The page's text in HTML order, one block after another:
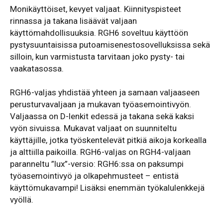
Monikäyttöiset, kevyet valjaat. Kiinnityspisteet
rinnassa ja takana lisäävät valjaan
käyttömahdollisuuksia. RGH6 soveltuu käyttöön
pystysuuntaisissa putoamisenestosovelluksissa sekä
silloin, kun varmistusta tarvitaan joko pysty- tai
vaakatasossa.
RGH6-valjas yhdistää yhteen ja samaan valjaaseen
perusturvavaljaan ja mukavan työasemointivyön.
Valjaassa on D-lenkit edessä ja takana sekä kaksi
vyön sivuissa. Mukavat valjaat on suunniteltu
käyttäjille, jotka työskentelevät pitkiä aikoja korkealla
ja alttiilla paikoilla. RGH6-valjas on RGH4-valjaan
paranneltu ”lux”-versio: RGH6:ssa on paksumpi
työasemointivyö ja olkapehmusteet – entistä
käyttömukavampi! Lisäksi enemmän työkalulenkkejä
vyöllä.